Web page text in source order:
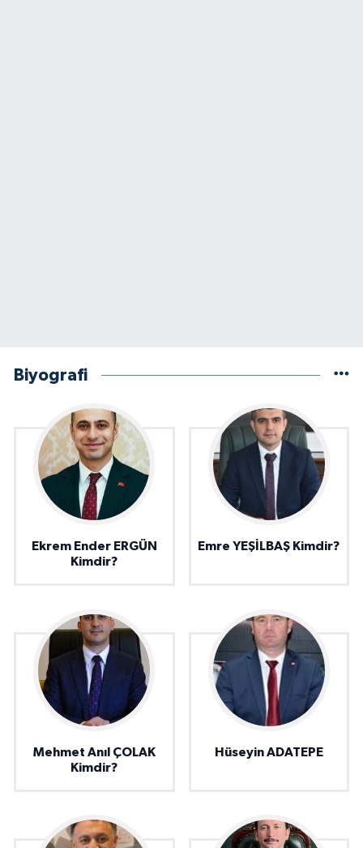
Biyografi
Ekrem Ender ERGÜN
Kimdir?
Emre YEŞİLBAŞ Kimdir?
Mehmet Anıl ÇOLAK
Kimdir?
Hüseyin ADATEPE